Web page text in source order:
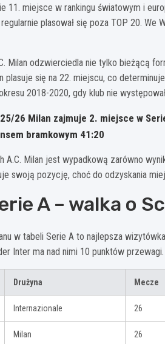
11. miejsce w rankingu światowym i
plasował się poza TOP 20.
Milan odzwierciedla nie tylko bieżącą
plasuje się na 22. miejscu, co
2018-2020, gdy klub nie
26 Milan zajmuje 2. miejsce w
bramkowym 41:20
A.C. Milan jest wypadkową zarówno
swoją pozycję, choć do odzyskania
A – walka o
w tabeli Serie A to najlepsza
Inter ma nad nimi 10 punktów przewagi.
Drużyna Mecze
Internazionale 26
Milan 26